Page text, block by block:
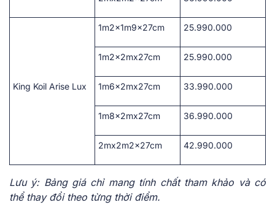
King Koil Arise Lux
1m2x1m9x27cm 25.990.000
1m2x2mx27cm 25.990.000
1m6x2mx27cm 33.990.000
1m8x2mx27cm 36.990.000
2mx2m2x27cm 42.990.000
Lưu ý: Bảng giá chỉ mang tính chất tham khảo và có
thể thay đổi theo từng thời điểm.